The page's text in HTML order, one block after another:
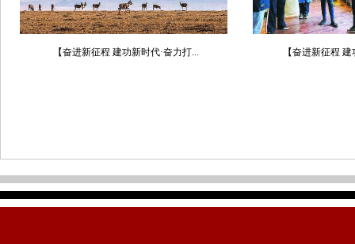
【奋进新征程 建功新时代·奋力打... 【奋进新征程